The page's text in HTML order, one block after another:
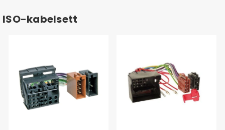
ISO-kabelsett